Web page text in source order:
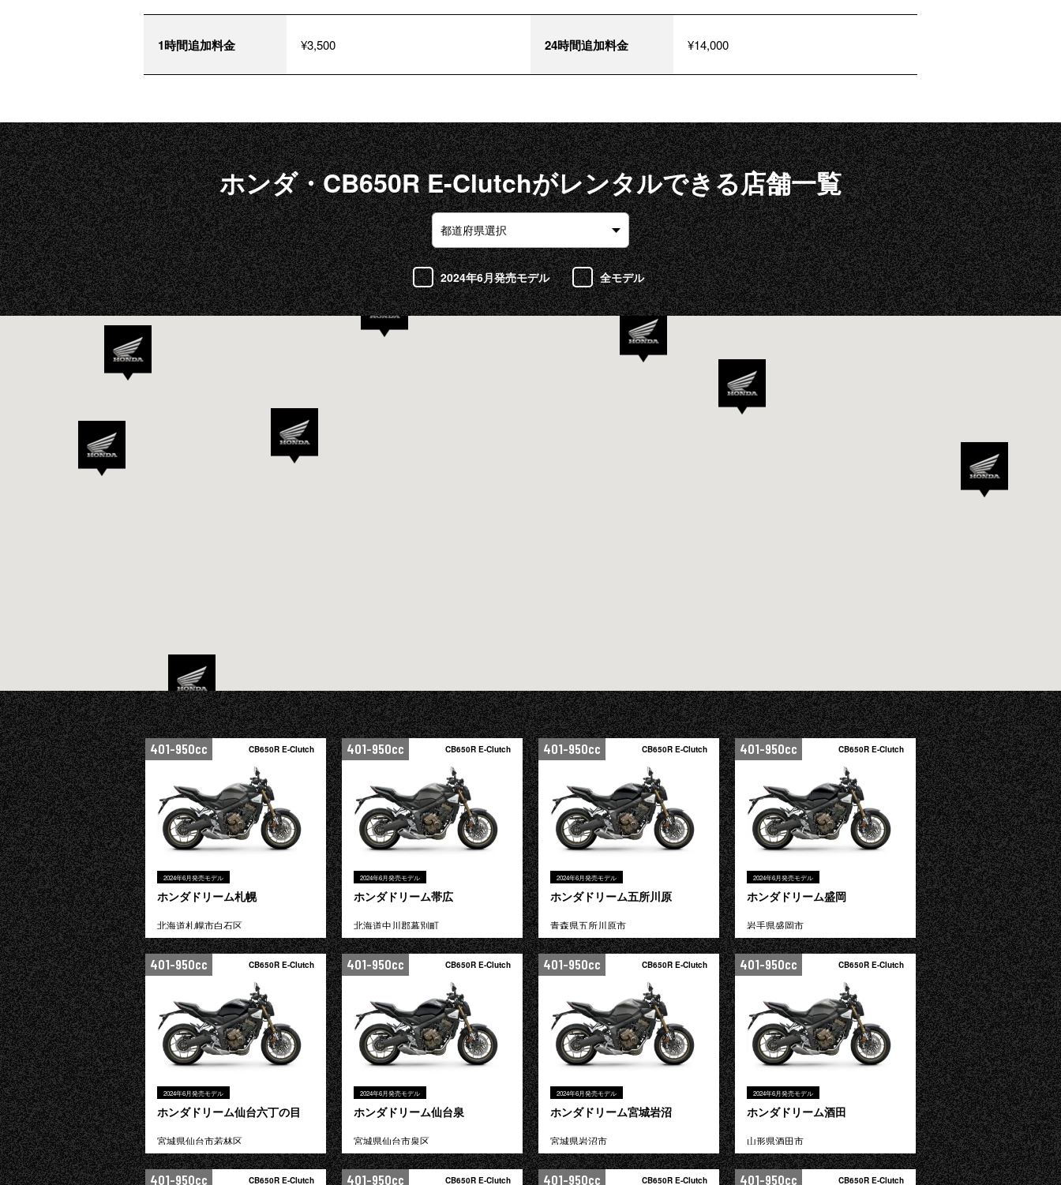
1時間追加料金 ¥3,500 24時間追加料金 ¥14,000
ホンダ・CB650R E-Clutchがレンタルできる店舗一覧
2024年6月発売モデル 全モデル
401-950cc CB650R E-Clutch
2024年6月発売モデル
ホンダドリーム札幌
北海道札幌市白石区
401-950cc CB650R E-Clutch
2024年6月発売モデル
ホンダドリーム帯広
北海道中川郡幕別町
401-950cc CB650R E-Clutch
2024年6月発売モデル
ホンダドリーム五所川原
青森県五所川原市
401-950cc CB650R E-Clutch
2024年6月発売モデル
ホンダドリーム盛岡
岩手県盛岡市
401-950cc CB650R E-Clutch
2024年6月発売モデル
ホンダドリーム仙台六丁の目
宮城県仙台市若林区
401-950cc CB650R E-Clutch
2024年6月発売モデル
ホンダドリーム仙台泉
宮城県仙台市泉区
401-950cc CB650R E-Clutch
2024年6月発売モデル
ホンダドリーム宮城岩沼
宮城県岩沼市
401-950cc CB650R E-Clutch
2024年6月発売モデル
ホンダドリーム酒田
山形県酒田市
401-950cc CB650R E-Clutch 401-950cc CB650R E-Clutch 401-950cc CB650R E-Clutch 401-950cc CB650R E-Clutch